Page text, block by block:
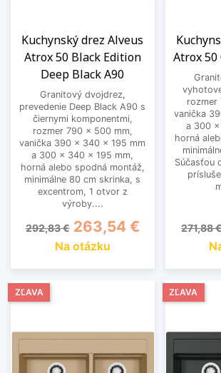
Kuchynský drez Alveus
Atrox 50 Black Edition
Deep Black A90
Granitový dvojdrez,
prevedenie Deep Black A90 s
čiernymi komponentmi,
rozmer 790 x 500 mm,
vanička 390 x 340 x 195 mm
a 300 x 340 x 195 mm,
horná alebo spodná montáž,
minimálne 80 cm skrinka, s
excentrom, 1 otvor z
výroby....
Základná cena
292,83 € Cena
263,54 €
Na otázku
Atrox 50
rozmer
vanička
a 300 x
horná
Súčasťou
271,88
ZĽAVA ZĽAVA